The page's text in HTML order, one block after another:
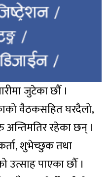
जुटेका छौँ ।
वैठकसहित घरदैलो,
अन्तिमतिर रहेका छन् ।
शुभेच्छुक तथा
पाएका छौँ ।